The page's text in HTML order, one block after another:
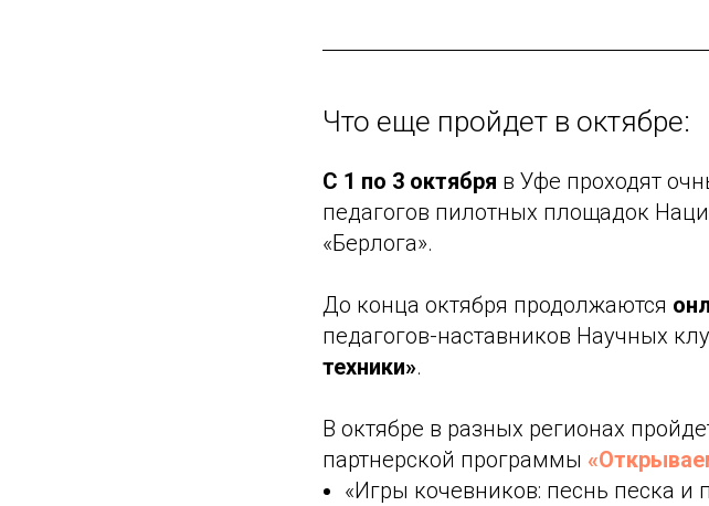
Что еще пройдет в октябре:
С 1 по 3 октября в Уфе проходят
педагогов пилотных площадок
«Берлога».
До конца октября продолжаются
педагогов-наставников Научных
техники».
В октябре в разных регионах
партнерской программы
«Игры кочевников: песнь песка и